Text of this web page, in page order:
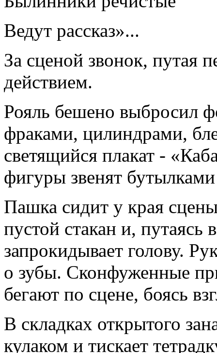
Ведут рассказ»...
За сценой звонок, путая
действием.
Рояль бешено выбросил
фраками, цилиндрами,
светящийся плакат -
фигуры звенят
Пашка сидит у края
пустой стакан и, путаясь
запрокидывает голову.
о зубы. Сконфуженные
бегают по сцене, боясь
В складках открытого
кулаком и тискает